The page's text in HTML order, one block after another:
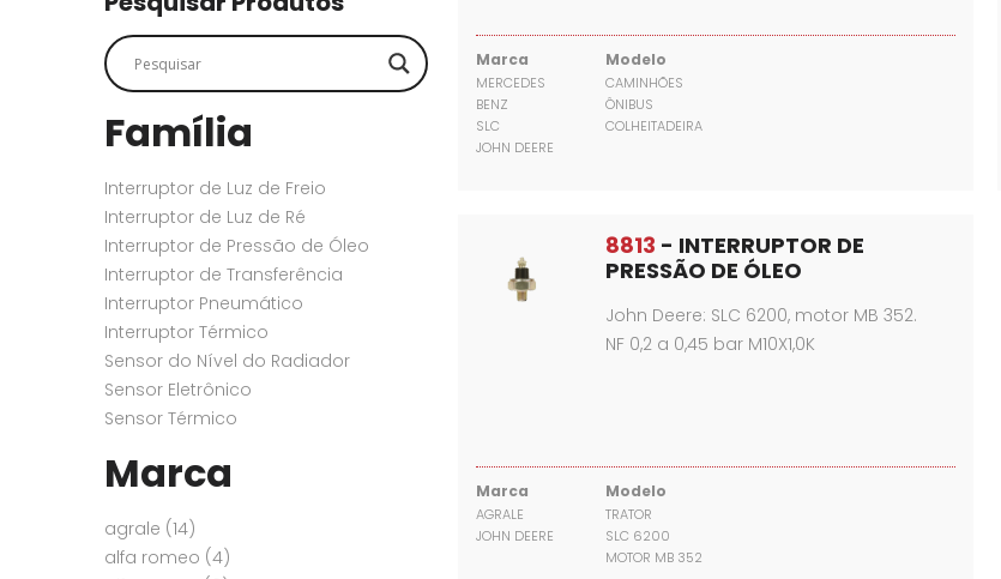
Família
Interruptor de Luz de Freio
Interruptor de Luz de Ré
Interruptor de Pressão de Óleo
Interruptor de Transferência
Interruptor Pneumático
Interruptor Térmico
Sensor do Nível do Radiador
Sensor Eletrônico
Sensor Térmico
Marca
agrale (14)
alfa romeo (4)
Marca
MERCEDES
BENZ
SLC
JOHN DEERE
Modelo
CAMINHÕES
ÔNIBUS
COLHEITADEIRA
8813 - INTERRUPTOR DE
PRESSÃO DE ÓLEO
John Deere: SLC 6200, motor MB 352.
NF 0,2 a 0,45 bar M10X1,0K
Marca
AGRALE
JOHN DEERE
Modelo
TRATOR
SLC 6200
MOTOR MB 352